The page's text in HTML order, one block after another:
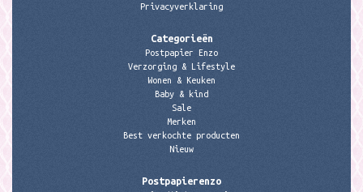
Privacyverklaring
Categorieën
Postpapier Enzo
Verzorging & Lifestyle
Wonen & Keuken
Baby & kind
Sale
Merken
Best verkochte producten
Nieuw
Postpapierenzo